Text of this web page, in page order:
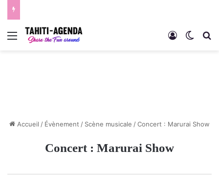
Menu Connexion
Accueil / Évènement / Scène musicale /Concert : Marurai Show
Concert : Marurai Show